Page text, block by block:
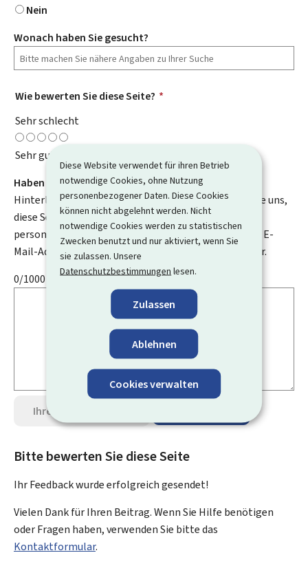
Diese Website verwendet für ihren Betrieb
notwendige Cookies, ohne Nutzung
personenbezogener Daten. Diese Cookies
können nicht abgelehnt werden. Nicht
notwendige Cookies werden zu statistischen
Zwecken benutzt und nur aktiviert, wenn Sie
sie zulassen. Unsere
Datenschutzbestimmungen lesen.
Zulassen
Ablehnen
Cookies verwalten
Nein
Wonach haben Sie gesucht?
Wie bewerten Sie diese Seite? *
Sehr schlecht
Sehr gut
Haben Sie Verbesserungsvorschläge?
Hinterlassen Sie uns einen Kommentar und helfen Sie uns,
diese Seite zu verbessern. Bitte geben Sie keine
personenbezogenen Daten an, wie zum Beispiel Ihre E-
Mail-Adresse, Ihren Namen oder Ihre Telefonnummer.
0/1000
Ihre Meinung senden
Bitte bewerten Sie diese Seite
Ihr Feedback wurdeerfolgreichgesendet!
Vielen Dank für Ihren Beitrag. Wenn Sie Hilfe benötigen
oder Fragen haben, verwenden Sie bitte das
Kontaktformular.